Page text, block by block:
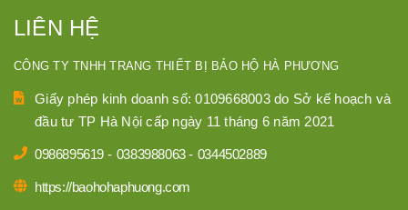
LIÊN HỆ
CÔNG TY TNHH TRANG THIẾT BỊ BẢO HỘ HÀ PHƯƠNG
Giấy phép kinh doanh số: 0109668003 do Sở kế hoạch và
đầu tư TP Hà Nội cấp ngày 11 tháng 6 năm 2021
0986895619 - 0383988063- 0344502889
https://baohohaphuong.com